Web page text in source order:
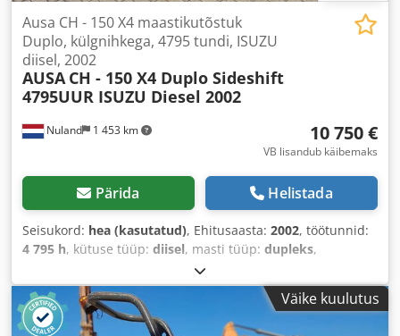
Nuland 1 453 km
Ausa CH - 150 X4 maastikutõstuk
Duplo, külgnihkega, 4795 tundi, ISUZU
diisel, 2002
AUSA CH - 150 X4 Duplo Sideshift
4795UUR ISUZU Diesel 2002
10 750 €
VB lisandub käibemaks
Pärida Helistada
Seisukord: hea (kasutatud), Ehitusaasta: 2002, töötunnid:
4 795 h, kütuse tüüp: diisel, masti tüüp: dupleks,
Väike kuulutus